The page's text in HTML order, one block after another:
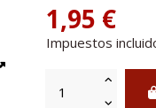
1,95 €
Impuestos